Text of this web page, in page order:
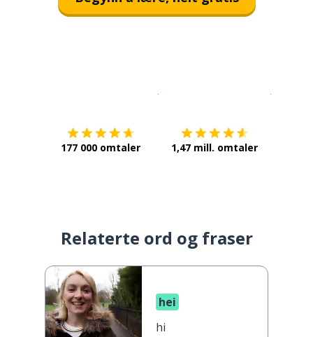
177 000 omtaler 1,47 mill. omtaler
Relaterte ord og fraser
hei
hi